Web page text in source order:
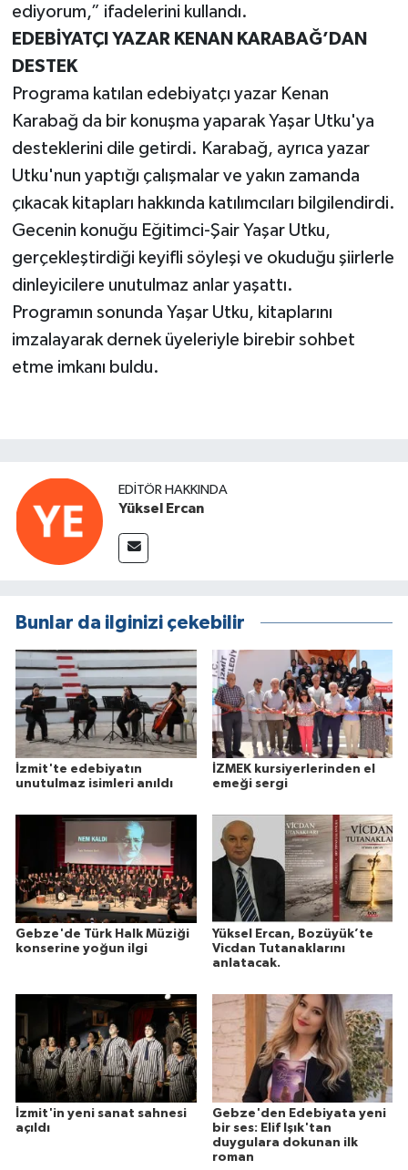
ediyorum,” ifadelerini kullandı.
EDEBİYATÇI YAZAR KENAN KARABAĞ’DAN
DESTEK
Programa katılan edebiyatçı yazar Kenan
Karabağ da bir konuşma yaparak Yaşar Utku'ya
desteklerini dile getirdi. Karabağ, ayrıca yazar
Utku'nun yaptığı çalışmalar ve yakın zamanda
çıkacak kitapları hakkında katılımcıları bilgilendirdi.
Gecenin konuğu Eğitimci-Şair Yaşar Utku,
gerçekleştirdiği keyifli söyleşi ve okuduğu şiirlerle
dinleyicilere unutulmaz anlar yaşattı.
Programın sonunda Yaşar Utku, kitaplarını
imzalayarak dernek üyeleriyle birebir sohbet
etme imkanı buldu.
EDITÖR HAKKINDA
Yüksel Ercan
Bunlar da ilginizi çekebilir
İzmit'te edebiyatın
unutulmaz isimleri anıldı
İZMEK kursiyerlerinden el
emeği sergi
Gebze'de Türk Halk Müziği
konserine yoğun ilgi
Yüksel Ercan, Bozüyük’te
Vicdan Tutanaklarını
anlatacak.
İzmit'in yeni sanat sahnesi
açıldı
Gebze'den Edebiyata yeni
bir ses: Elif Işık'tan
duygulara dokunan ilk
roman